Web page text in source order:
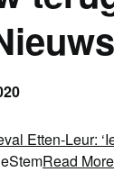
Etten-Leur:
Read More